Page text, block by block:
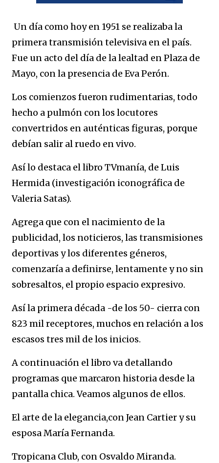
Un día como hoy en 1951 se realizaba la
primera transmisión televisiva en el país.
Fue un acto del día de la lealtad en Plaza de
Mayo, con la presencia de Eva Perón.
Los comienzos fueron rudimentarias, todo
hecho a pulmón con los locutores
convertridos en auténticas figuras, porque
debían salir al ruedo en vivo.
Así lo destaca el libro TVmanía, de Luis
Hermida (investigación iconográfica de
Valeria Satas).
Agrega que con el nacimiento de la
publicidad, los noticieros, las transmisiones
deportivas y los diferentes géneros,
comenzaría a definirse, lentamente y no sin
sobresaltos, el propio espacio expresivo.
Así la primera década -de los 50- cierra con
823 mil receptores, muchos en relación a los
escasos tres mil de los inicios.
A continuación el libro va detallando
programas que marcaron historia desde la
pantalla chica. Veamos algunos de ellos.
El arte de la elegancia,con Jean Cartier y su
esposa María Fernanda.
Tropicana Club, con Osvaldo Miranda.